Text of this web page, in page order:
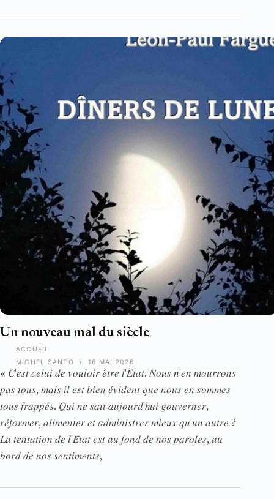
ACCUEIL
Un nouveau mal du siècle
« 𝐶'𝑒𝑠𝑡 𝑐𝑒𝑙𝑢𝑖 𝑑𝑒 𝑣𝑜𝑢𝑙𝑜𝑖𝑟 𝑒̂𝑡𝑟𝑒 𝑙'𝐸́𝑡𝑎𝑡. 𝑁𝑜𝑢𝑠 𝑛'𝑒𝑛 𝑚𝑜𝑢𝑟𝑟𝑜𝑛𝑠
𝑝𝑎𝑠 𝑡𝑜𝑢𝑠, 𝑚𝑎𝑖𝑠 𝑖𝑙 𝑒𝑠𝑡 𝑏𝑖𝑒𝑛 𝑒́𝑣𝑖𝑑𝑒𝑛𝑡 𝑞𝑢𝑒 𝑛𝑜𝑢𝑠 𝑒𝑛 𝑠𝑜𝑚𝑚𝑒𝑠
𝑡𝑜𝑢𝑠 𝑓𝑟𝑎𝑝𝑝𝑒́𝑠. 𝑄𝑢𝑖 𝑛𝑒 𝑠𝑎𝑖𝑡 𝑎𝑢𝑗𝑜𝑢𝑟𝑑'ℎ𝑢𝑖 𝑔𝑜𝑢𝑣𝑒𝑟𝑛𝑒𝑟,
𝑟𝑒́𝑓𝑜𝑟𝑚𝑒𝑟, 𝑎𝑙𝑖𝑚𝑒𝑛𝑡𝑒𝑟 𝑒𝑡 𝑎𝑑𝑚𝑖𝑛𝑖𝑠𝑡𝑟𝑒𝑟 𝑚𝑖𝑒𝑢𝑥 𝑞𝑢'𝑢𝑛 𝑎𝑢𝑡𝑟𝑒 ?
𝐿𝑎 𝑡𝑒𝑛𝑡𝑎𝑡𝑖𝑜𝑛 𝑑𝑒 𝑙'𝐸́𝑡𝑎𝑡 𝑒𝑠𝑡 𝑎𝑢 𝑓𝑜𝑛𝑑 𝑑𝑒 𝑛𝑜𝑠 𝑝𝑎𝑟𝑜𝑙𝑒𝑠, 𝑎𝑢
𝑏𝑜𝑟𝑑 𝑑𝑒 𝑛𝑜𝑠 𝑠𝑒𝑛𝑡𝑖𝑚𝑒𝑛𝑡𝑠,
MICHEL SANTO 16 MAI 2026